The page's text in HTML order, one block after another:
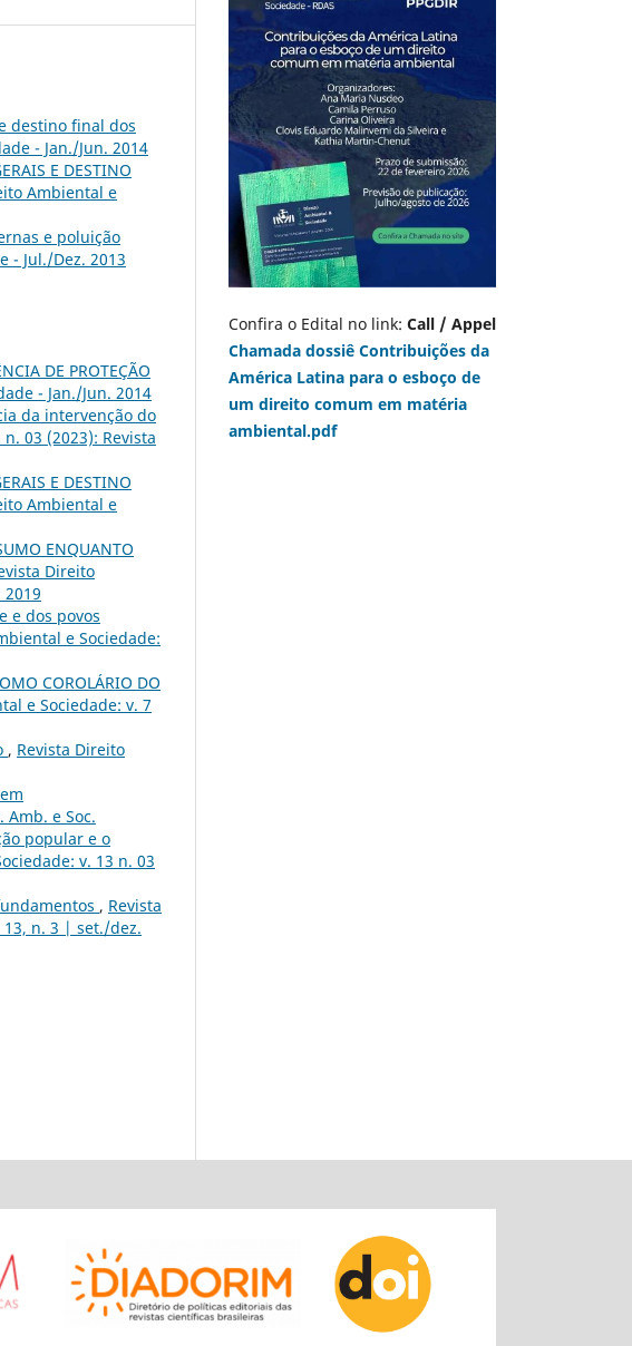
destino final dos
- Jan./Jun. 2014
E DESTINO
Ambiental e
e poluição
- Jul./Dez. 2013
DE PROTEÇÃO
- Jan./Jun. 2014
da intervenção do
03 (2023): Revista
E DESTINO
Ambiental e
ENQUANTO
Direito
e dos povos
e Sociedade:
COROLÁRIO DO
e Sociedade: v. 7
, Revista Direito
Amb. e Soc.
popular e o
v. 13 n. 03
, Revista
13, n. 3 | set./dez.
Confira o Edital no link: Call / Appel
Chamada dossiê Contribuições da
América Latina para o esboço de
um direito comum em matéria
ambiental.pdf